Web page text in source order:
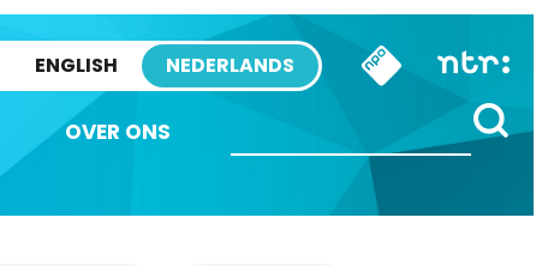
ENGLISH NEDERLANDS
OVER ONS